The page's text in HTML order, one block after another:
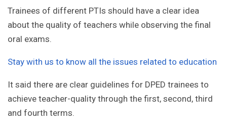
Trainees of different PTIs should have a clear idea
about the quality of teachers while observing the final
oral exams.
Stay with us to know all the issues related to education
It said there are clear guidelines for DPED trainees to
achieve teacher-quality through the first, second, third
and fourth terms.